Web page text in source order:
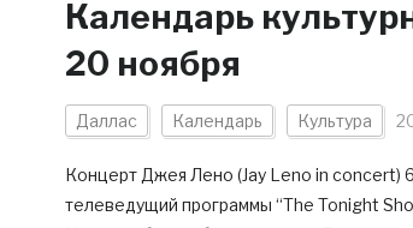
Календарь
20 ноября
Даллас Календарь Культура
Концерт Джея Лено (Jay Leno in concert)
телеведущий программы “The Tonight